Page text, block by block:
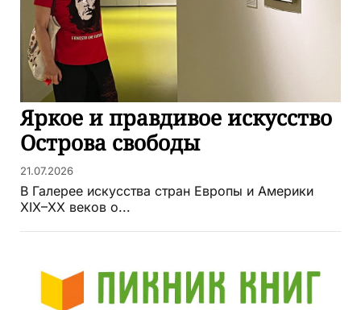
Яркое и правдивое искусство
Острова свободы
21.07.2026
В Галерее искусства стран Европы и Америки
XIX–XX веков о...